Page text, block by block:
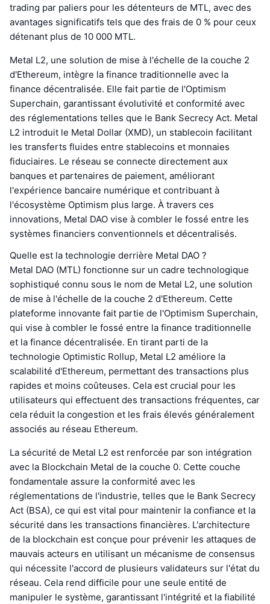
trading par paliers pour les détenteurs de MTL, avec des
avantages significatifs tels que des frais de 0 % pour ceux
détenant plus de 10 000 MTL.
Metal L2, une solution de mise à l'échelle de la couche 2
d'Ethereum, intègre la finance traditionnelle avec la
finance décentralisée. Elle fait partie de l'Optimism
Superchain, garantissant évolutivité et conformité avec
des réglementations telles que le Bank Secrecy Act. Metal
L2 introduit le Metal Dollar (XMD), un stablecoin facilitant
les transferts fluides entre stablecoins et monnaies
fiduciaires. Le réseau se connecte directement aux
banques et partenaires de paiement, améliorant
l'expérience bancaire numérique et contribuant à
l'écosystème Optimism plus large. À travers ces
innovations, Metal DAO vise à combler le fossé entre les
systèmes financiers conventionnels et décentralisés.
Quelle est la technologie derrière Metal DAO ?
Metal DAO (MTL) fonctionne sur un cadre technologique
sophistiqué connu sous le nom de Metal L2, une solution
de mise à l'échelle de la couche 2 d'Ethereum. Cette
plateforme innovante fait partie de l'Optimism Superchain,
qui vise à combler le fossé entre la finance traditionnelle
et la finance décentralisée. En tirant parti de la
technologie Optimistic Rollup, Metal L2 améliore la
scalabilité d'Ethereum, permettant des transactions plus
rapides et moins coûteuses. Cela est crucial pour les
utilisateurs qui effectuent des transactions fréquentes, car
cela réduit la congestion et les frais élevés généralement
associés au réseau Ethereum.
La sécurité de Metal L2 est renforcée par son intégration
avec la Blockchain Metal de la couche 0. Cette couche
fondamentale assure la conformité avec les
réglementations de l'industrie, telles que le Bank Secrecy
Act (BSA), ce qui est vital pour maintenir la confiance et la
sécurité dans les transactions financières. L'architecture
de la blockchain est conçue pour prévenir les attaques de
mauvais acteurs en utilisant un mécanisme de consensus
qui nécessite l'accord de plusieurs validateurs sur l'état du
réseau. Cela rend difficile pour une seule entité de
manipuler le système, garantissant l'intégrité et la fiabilité